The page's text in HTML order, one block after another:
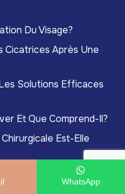
Du Visage?
Cicatrices Après Une
Solutions Efficaces
Et Que Comprend-Il?
Est-Elle
WhatsApp